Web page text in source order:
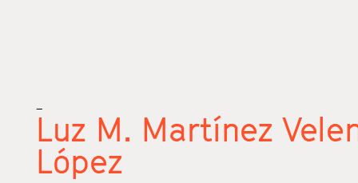
_
Luz M. Martínez
López